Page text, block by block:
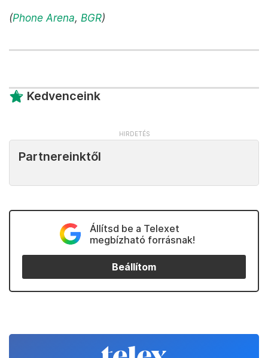
(Phone Arena, BGR)
Kedvenceink
Partnereinktől
Állítsd be a Telexet
megbízható forrásnak!
Beállítom